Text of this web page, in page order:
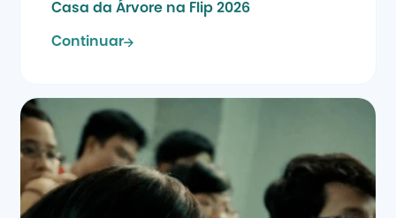
Casa da Árvore na Flip 2026
Continuar